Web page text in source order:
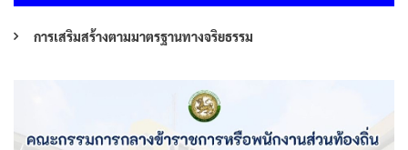
การเสริมสร้างตามมาตรฐานทางจริยธรรม